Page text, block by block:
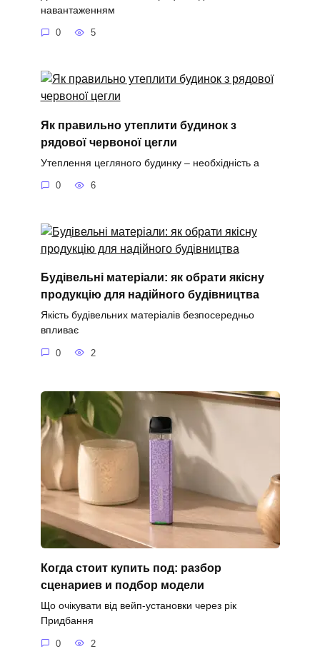
навантаженням
0 5
Як правильно утеплити будинок з
рядової червоної цегли
Утеплення цегляного будинку – необхідність а
0 6
Будівельні матеріали: як обрати якісну
продукцію для надійного будівництва
Якість будівельних матеріалів безпосередньо
впливає
0 2
Когда стоит купить под: разбор
сценариев и подбор модели
Що очікувати від вейп-установки через рік
Придбання
0 2